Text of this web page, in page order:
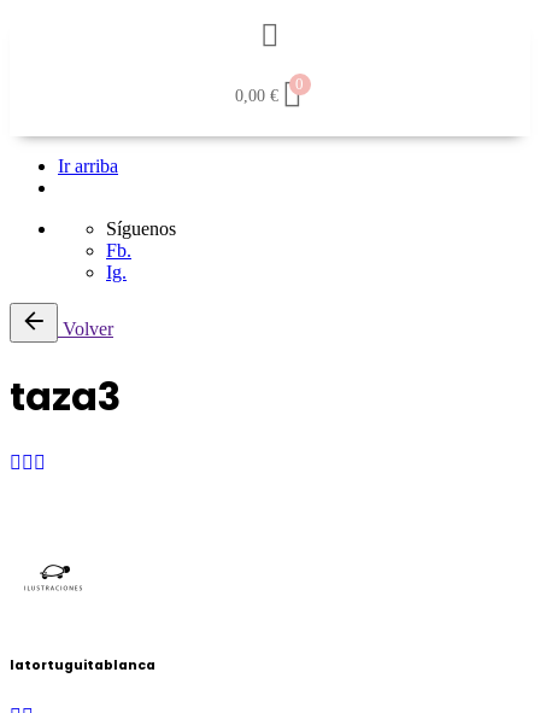
0,00 €
0
Ir arriba
Síguenos
Fb.
Ig.
Saltar
Volver
taza3
latortuguitablanca